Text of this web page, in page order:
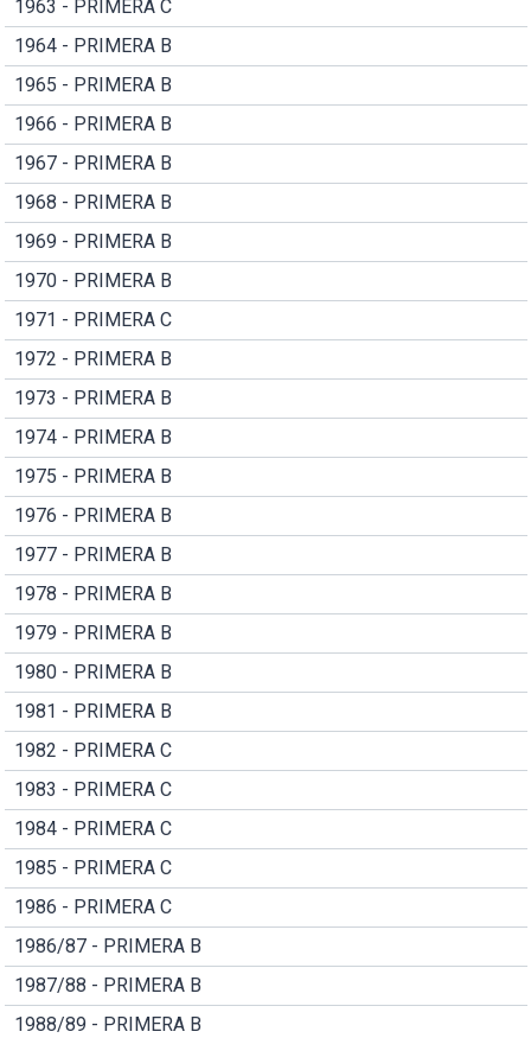
1963 - PRIMERA C
1964 - PRIMERA B
1965 - PRIMERA B
1966 - PRIMERA B
1967 - PRIMERA B
1968 - PRIMERA B
1969 - PRIMERA B
1970 - PRIMERA B
1971 - PRIMERA C
1972 - PRIMERA B
1973 - PRIMERA B
1974 - PRIMERA B
1975 - PRIMERA B
1976 - PRIMERA B
1977 - PRIMERA B
1978 - PRIMERA B
1979 - PRIMERA B
1980 - PRIMERA B
1981 - PRIMERA B
1982 - PRIMERA C
1983 - PRIMERA C
1984 - PRIMERA C
1985 - PRIMERA C
1986 - PRIMERA C
1986/87 - PRIMERA B
1987/88 - PRIMERA B
1988/89 - PRIMERA B